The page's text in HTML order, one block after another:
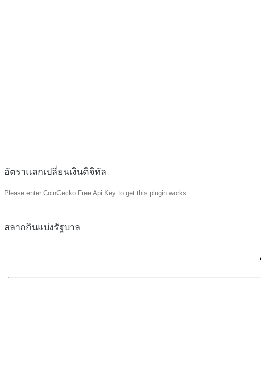
อัตราแลกเปลี่ยนเงินดิจิทัล
Please enter CoinGecko Free Api Key to get this plugin works.
สลากกินแบ่งรัฐบาล